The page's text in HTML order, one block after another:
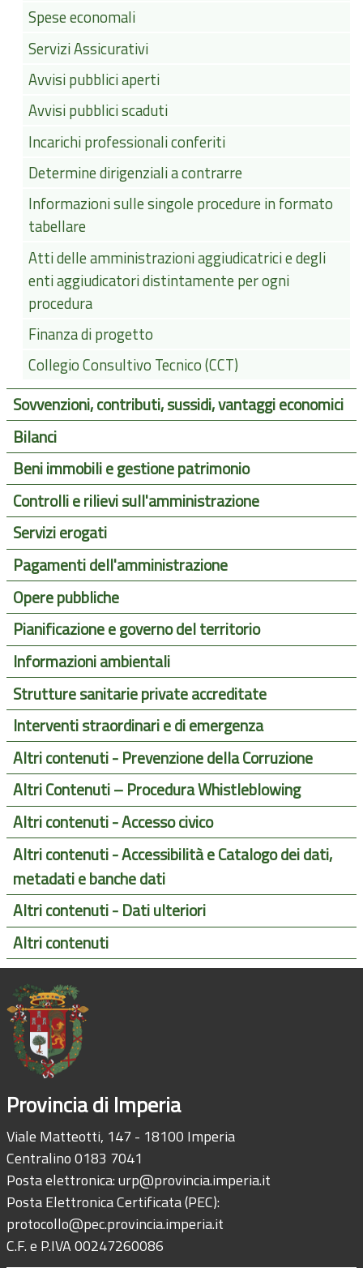
Spese economali
Servizi Assicurativi
Avvisi pubblici aperti
Avvisi pubblici scaduti
Incarichi professionali conferiti
Determine dirigenziali a contrarre
Informazioni sulle singole procedure in formato
tabellare
Atti delle amministrazioni aggiudicatrici e degli
enti aggiudicatori distintamente per ogni
procedura
Finanza di progetto
Collegio Consultivo Tecnico (CCT)
Sovvenzioni, contributi, sussidi, vantaggi economici
Bilanci
Beni immobili e gestione patrimonio
Controlli e rilievi sull'amministrazione
Servizi erogati
Pagamenti dell'amministrazione
Opere pubbliche
Pianificazione e governo del territorio
Informazioni ambientali
Strutture sanitarie private accreditate
Interventi straordinari e di emergenza
Altri contenuti - Prevenzione della Corruzione
Altri Contenuti – Procedura Whistleblowing
Altri contenuti - Accesso civico
Altri contenuti - Accessibilità e Catalogo dei dati,
metadati e banche dati
Altri contenuti - Dati ulteriori
Altri contenuti
Provincia di Imperia
Viale Matteotti, 147 - 18100 Imperia
Centralino 0183 7041
Posta elettronica:urp@provincia.imperia.it
Posta Elettronica Certificata (PEC):
protocollo@pec.provincia.imperia.it
C.F. e P.IVA 00247260086